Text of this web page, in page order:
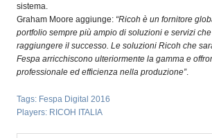
sistema.
Graham Moore aggiunge: “Ricoh è un fornitore
portfolio sempre più ampio di soluzioni e servizi
raggiungere il successo. Le soluzioni Ricoh che
Fespa arricchiscono ulteriormente la gamma e
professionale ed efficienza nella produzione”.
Tags: Fespa Digital 2016
Players: RICOH ITALIA